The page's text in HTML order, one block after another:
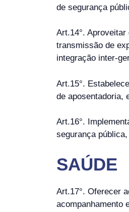
de segurança
Art.14°.
transmissão de
integração inter-
Art.15°.
de aposentadoria,
Art.16°.
segurança
SAÚDE
Art.17°. Oferecer
acompanhamento